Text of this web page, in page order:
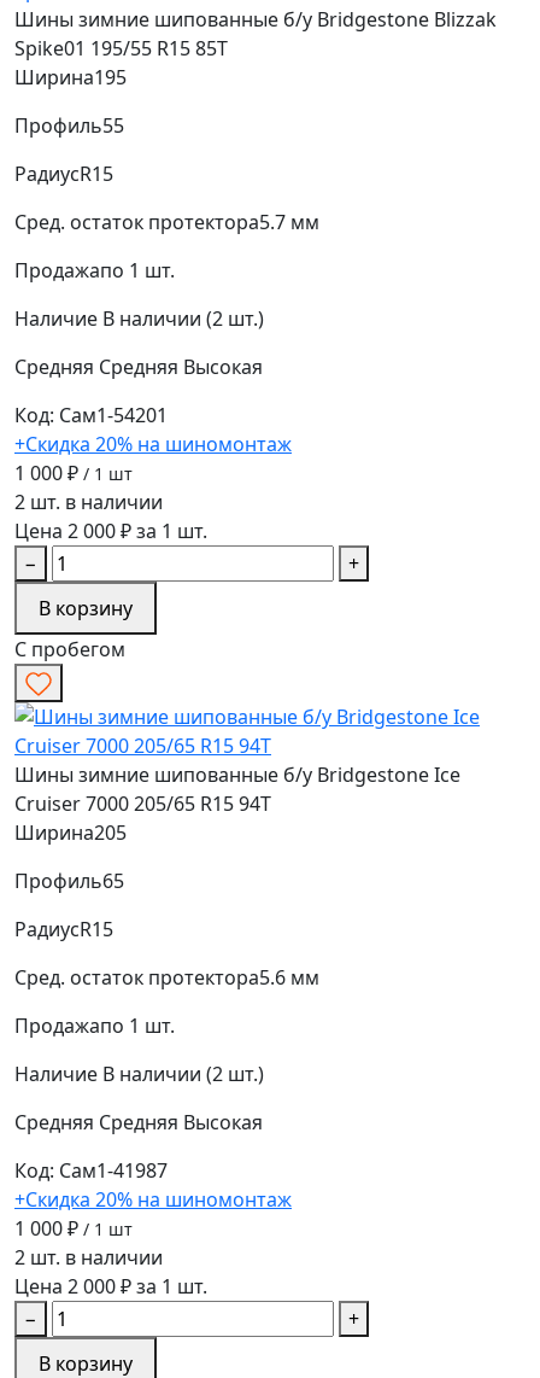
Шины зимние шипованные б/у Bridgestone Blizzak
Spike01 195/55 R15 85T
Ширина195
Профиль55
РадиусR15
Сред. остаток протектора5.7 мм
Продажапо 1 шт.
Наличие В наличии (2 шт.)
Средняя Средняя Высокая
Код: Сам1-54201
+Скидка 20% на шиномонтаж
1 000 ₽ / 1 шт
2 шт. в наличии
Цена 2 000 ₽ за 1 шт.
−
+
В корзину
С пробегом
Шины зимние шипованные б/у Bridgestone Ice
Cruiser 7000 205/65 R15 94T
Ширина205
Профиль65
РадиусR15
Сред. остаток протектора5.6 мм
Продажапо 1 шт.
Наличие В наличии (2 шт.)
Средняя Средняя Высокая
Код: Сам1-41987
+Скидка 20% на шиномонтаж
1 000 ₽ / 1 шт
2 шт. в наличии
Цена 2 000 ₽ за 1 шт.
−
+
В корзину